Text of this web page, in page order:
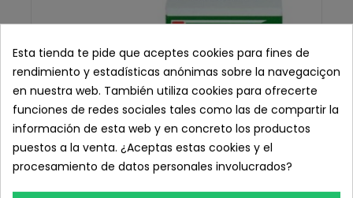
Esta tienda te pide que aceptes cookies para fines de
rendimiento y estadísticas anónimas sobre la navegaciçon
en nuestra web. También utiliza cookies para ofrecerte
funciones de redes sociales tales como las de compartir la
información de esta web y en concreto los productos
puestos a la venta. ¿Aceptas estas cookies y el
procesamiento de datos personales involucrados?